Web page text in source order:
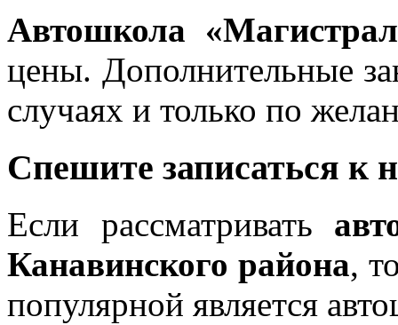
Автошкола
цены. Дополнительные
случаях и только по
Спешите записаться к
Если рассматривать
Канавинского района,
популярной является